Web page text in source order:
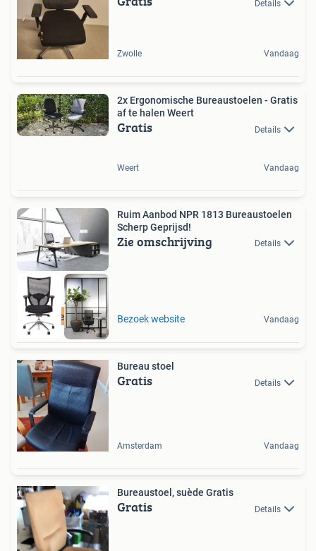
Details
Zwolle Vandaag
2x Ergonomische Bureaustoelen - Gratis
af te halen Weert
Gratis Details
Weert Vandaag
Gratis Verzending
Ruim Aanbod NPR 1813 Bureaustoelen
Scherp Geprijsd!
Zie omschrijving Details
Bezoek website Vandaag
Bureau stoel
Gratis Details
Amsterdam Vandaag
Bureaustoel, suède Gratis
Gratis Details